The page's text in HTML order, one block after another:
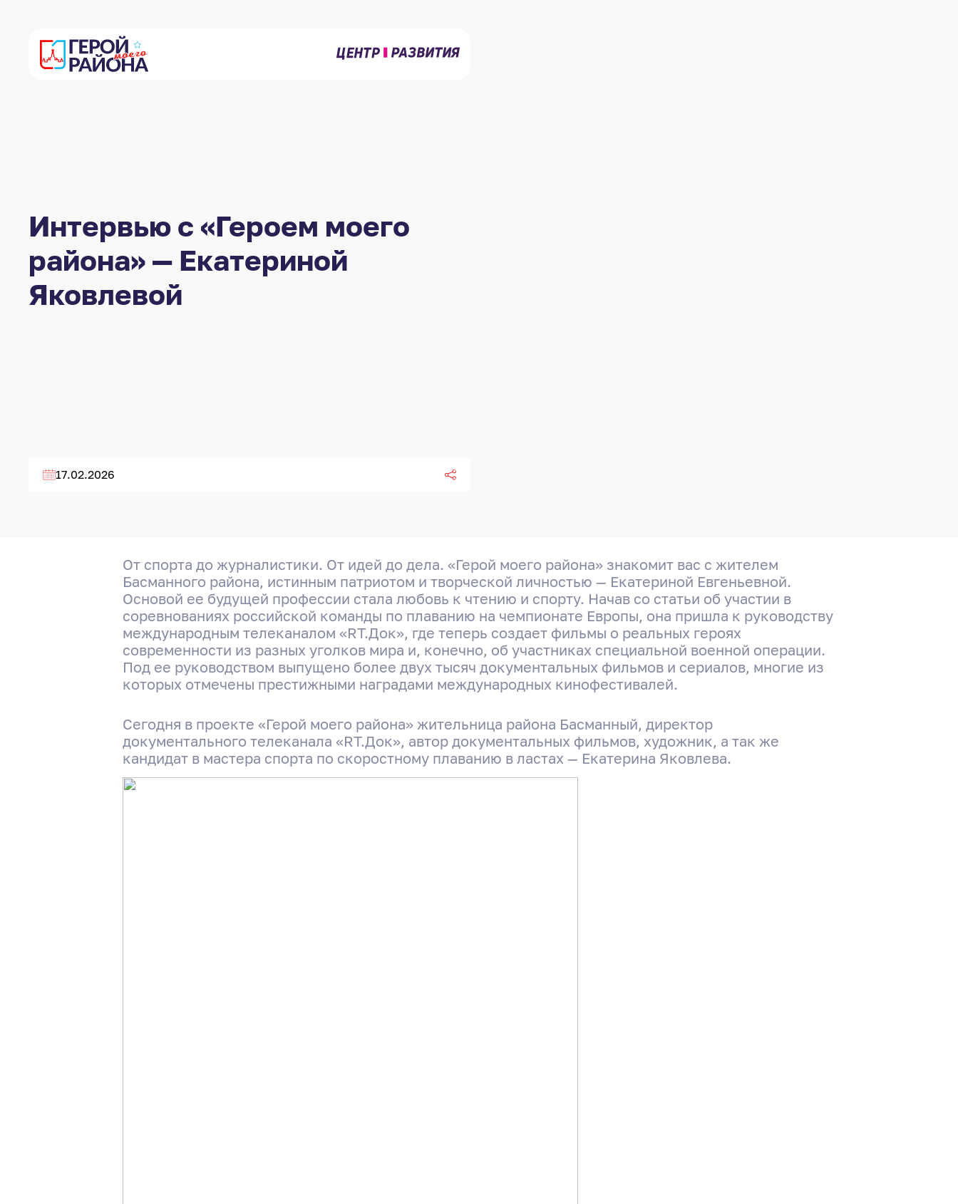
Интервью с «Героем моего
района» — Екатериной
Яковлевой
17.02.2026
От спорта до журналистики. От идей до дела. «Герой моего района» знакомит вас с жителем
Басманного района, истинным патриотом и творческой личностью — Екатериной Евгеньевной.
Основой ее будущей профессии стала любовь к чтению и спорту. Начав со статьи об участии в
соревнованиях российской команды по плаванию на чемпионате Европы, она пришла к руководству
международным телеканалом «RT.Док», где теперь создает фильмы о реальных героях
современности из разных уголков мира и, конечно, об участниках специальной военной операции.
Под ее руководством выпущено более двух тысяч документальных фильмов и сериалов, многие из
которых отмечены престижными наградами международных кинофестивалей.
Сегодня в проекте «Герой моего района» жительница района Басманный, директор
документального телеканала «RT.Док», автор документальных фильмов, художник, а так же
кандидат в мастера спорта по скоростному плаванию в ластах — Екатерина Яковлева.